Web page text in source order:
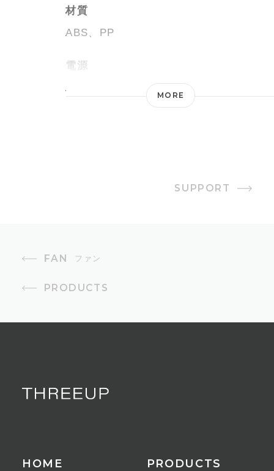
材質
ABS、PP
電源
AC100V 50/60Hz
3段階
首振り
60°）
MORE
FAN ファン
PRODUCTS
SUPPORT
HOME PRODUCTS